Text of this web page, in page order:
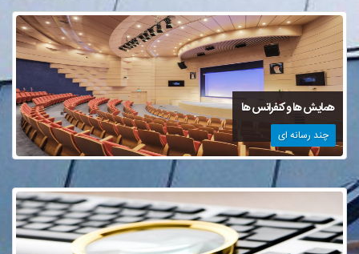
همایش ها و کنفرانس ها
چند رسانه ای